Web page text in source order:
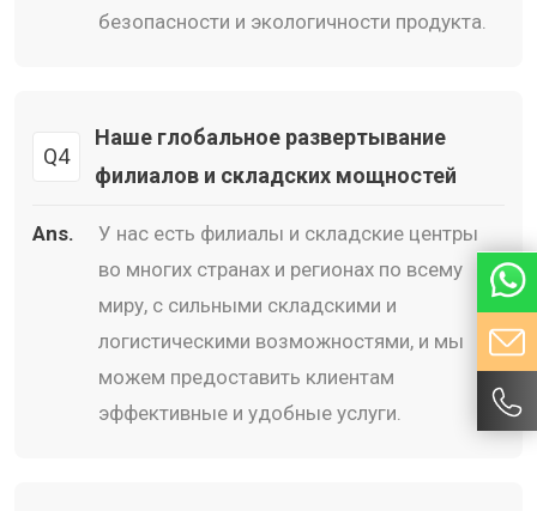
безопасности и экологичности продукта.
Q4
Наше глобальное развертывание
филиалов и складских мощностей
Ans.
У нас есть филиалы и складские центры
во многих странах и регионах по всему
миру, с сильными складскими и
логистическими возможностями, и мы
можем предоставить клиентам
эффективные и удобные услуги.